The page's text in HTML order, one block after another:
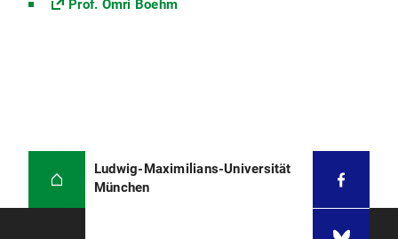
Prof. Omri Boehm
Ludwig-Maximilians-Universität
München